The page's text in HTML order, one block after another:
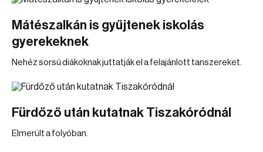
Mátészalkán is gyűjtenek iskolás
gyerekeknek
Nehéz sorsú diákoknak juttatják el a felajánlott tanszereket.
Fürdőző után kutatnak Tiszakóródnál
Elmerült a folyóban.